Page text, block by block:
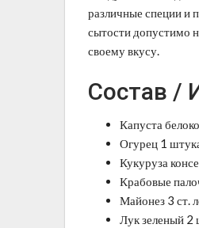
различные специи и
сытости допустимо
своему вкусу.
Состав /
Капуста
Огурец 1
Кукуруза
Крабовые
Майонез 3 ст.
Лук зеленый 2